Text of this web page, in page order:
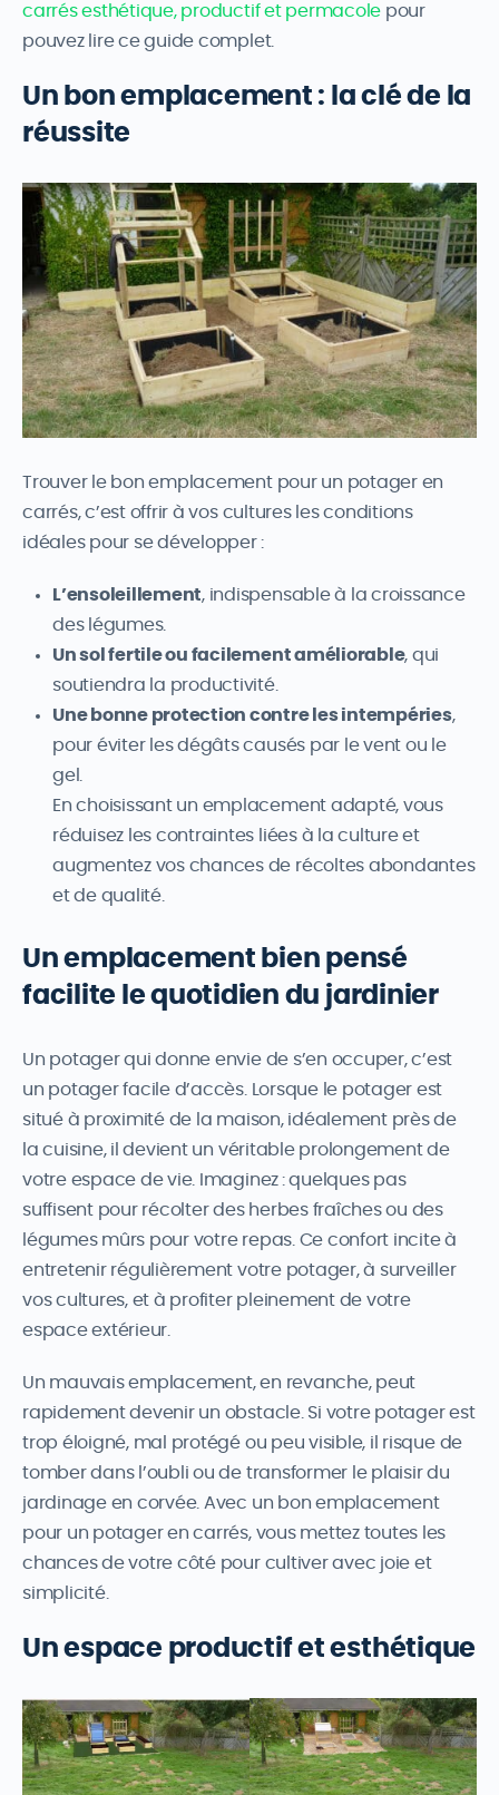
carrés esthétique, productif et permacole pour
pouvez lire ce guide complet.
Un bon emplacement : la clé de la
réussite
Trouver le bon emplacement pour un potager en
carrés, c’est offrir à vos cultures les conditions
idéales pour se développer :
L’ensoleillement, indispensable à la croissance
des légumes.
Un sol fertile ou facilement améliorable, qui
soutiendra la productivité.
Une bonne protection contre les intempéries,
pour éviter les dégâts causés par le vent ou le
gel.
En choisissant un emplacement adapté, vous
réduisez les contraintes liées à la culture et
augmentez vos chances de récoltes abondantes
et de qualité.
Un emplacement bien pensé
facilite le quotidien du jardinier
Un potager qui donne envie de s’en occuper, c’est
un potager facile d’accès. Lorsque le potager est
situé à proximité de la maison, idéalement près de
la cuisine, il devient un véritable prolongement de
votre espace de vie. Imaginez : quelques pas
suffisent pour récolter des herbes fraîches ou des
légumes mûrs pour votre repas. Ce confort incite à
entretenir régulièrement votre potager, à surveiller
vos cultures, et à profiter pleinement de votre
espace extérieur.
Un mauvais emplacement, en revanche, peut
rapidement devenir un obstacle. Si votre potager est
trop éloigné, mal protégé ou peu visible, il risque de
tomber dans l’oubli ou de transformer le plaisir du
jardinage en corvée. Avec un bon emplacement
pour un potager en carrés, vous mettez toutes les
chances de votre côté pour cultiver avec joie et
simplicité.
Un espace productif et esthétique